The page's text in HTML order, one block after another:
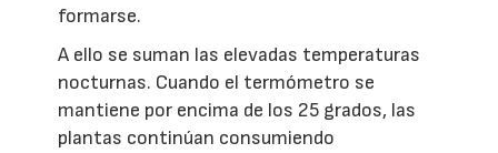
formarse.
A ello se suman las elevadas temperaturas
nocturnas. Cuando el termómetro se
mantiene por encima de los 25 grados, las
plantas continúan consumiendo